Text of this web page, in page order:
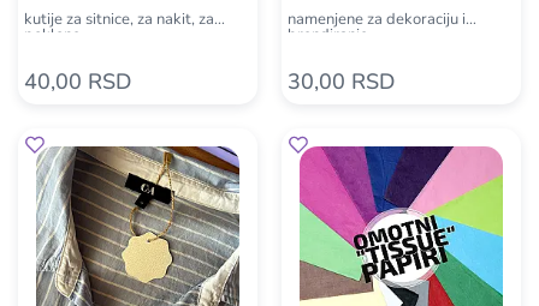
kutije za sitnice, za nakit, za
poklone
40,00 RSD
namenjene za dekoraciju i
brendiranje
30,00 RSD